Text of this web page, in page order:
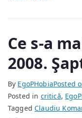
Ce s-a
2008.
By EgoPHobiaPosted
Posted in critică,
TaggedClaudiu